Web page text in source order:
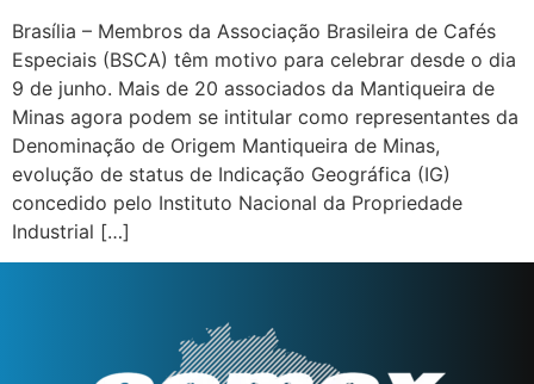
Brasília – Membros da Associação Brasileira de Cafés
Especiais (BSCA) têm motivo para celebrar desde o dia
9 de junho. Mais de 20 associados da Mantiqueira de
Minas agora podem se intitular como representantes da
Denominação de Origem Mantiqueira de Minas,
evolução de status de Indicação Geográfica (IG)
concedido pelo Instituto Nacional da Propriedade
Industrial […]